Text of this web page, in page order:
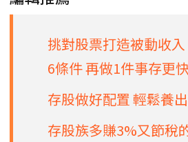
挑對股票打造被動收
6條件 再做1件事存更
存股做好配置 輕鬆養
存股族多賺3%又節稅